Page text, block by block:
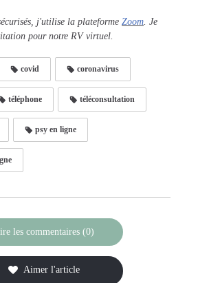
j'utilise la plateforme Zoom . Je
pour notre RV virtuel.
covid coronavirus
téléphone téléconsultation
psy en ligne
les commentaires (0)
Aimer l'article